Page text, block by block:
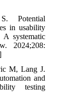
Potential
in usability
systematic
2024;208:
M, Lang J.
and
testing